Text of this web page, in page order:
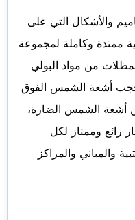
والأشكال التي على
ممتدة وكاملة لمجموعة
من مواد البولي
أشعة الشمس الفوق
أشعة الشمس الضارة،
رائع وممتاز لكل
والمباني والمراكز